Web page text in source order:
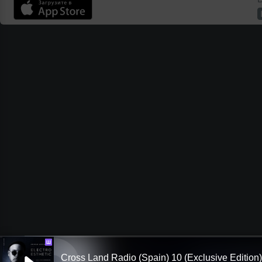
Ш
Cross Land Radio (Spain) 10 (Exclusive Edition)